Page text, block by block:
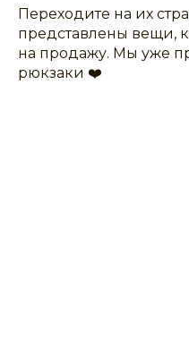
Переходите на их
представлены вещи,
на продажу. Мы уже
рюкзаки ❤️